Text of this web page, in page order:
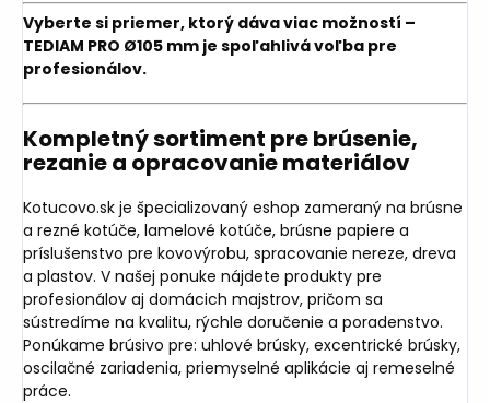
Vyberte si priemer, ktorý dáva viac možností –
TEDIAM PRO Ø105 mm je spoľahlivá voľba pre
profesionálov.
Kompletný sortiment pre brúsenie,
rezanie a opracovanie materiálov
Kotucovo.sk je špecializovaný eshop zameraný na brúsne
a rezné kotúče, lamelové kotúče, brúsne papiere a
príslušenstvo pre kovovýrobu, spracovanie nereze, dreva
a plastov. V našej ponuke nájdete produkty pre
profesionálov aj domácich majstrov, pričom sa
sústredíme na kvalitu, rýchle doručenie a poradenstvo.
Ponúkame brúsivo pre: uhlové brúsky, excentrické brúsky,
oscilačné zariadenia, priemyselné aplikácie aj remeselné
práce.